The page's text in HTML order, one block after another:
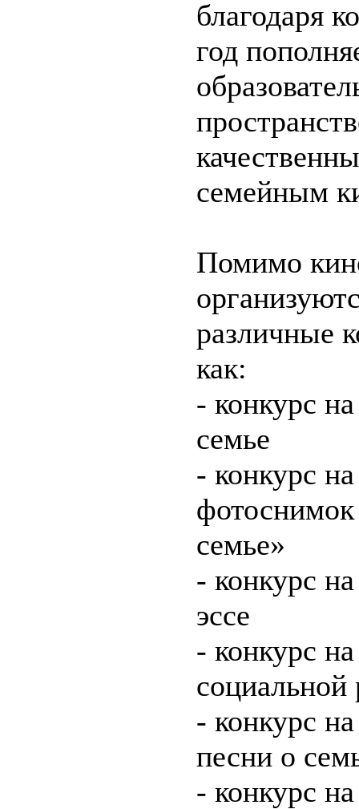
благодаря
год
семейным
Помимо
различные
как:
- конкурс
семье
- конкурс
семье»
- конкурс
эссе
- конкурс
- конкурс
песни о
- конкурс